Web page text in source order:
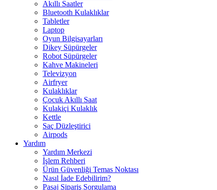
Akıllı Saatler
Bluetooth Kulaklıklar
Tabletler
Laptop
Oyun Bilgisayarları
Dikey Süpürgeler
Robot Süpürgeler
Kahve Makineleri
Televizyon
Airfryer
Kulaklıklar
Çocuk Akıllı Saat
Kulakiçi Kulaklık
Kettle
Saç Düzleştirici
Airpods
Yardım
Yardım Merkezi
İşlem Rehberi
Ürün Güvenliği Temas Noktası
Nasıl İade Edebilirim?
Pasaj Sipariş Sorgulama